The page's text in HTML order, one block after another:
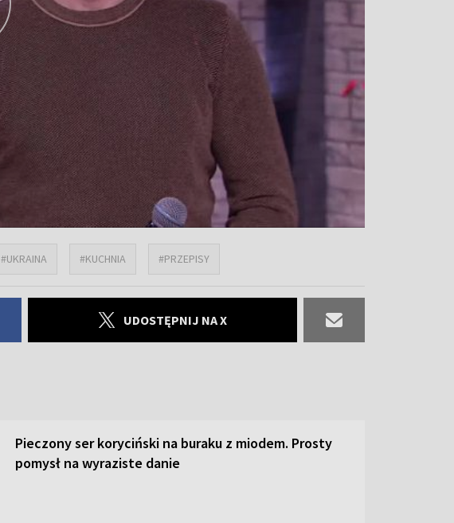
#UKRAINA #KUCHNIA #PRZEPISY
UDOSTĘPNIJ NA X
Pieczony ser koryciński na buraku z miodem. Prosty
pomysł na wyraziste danie